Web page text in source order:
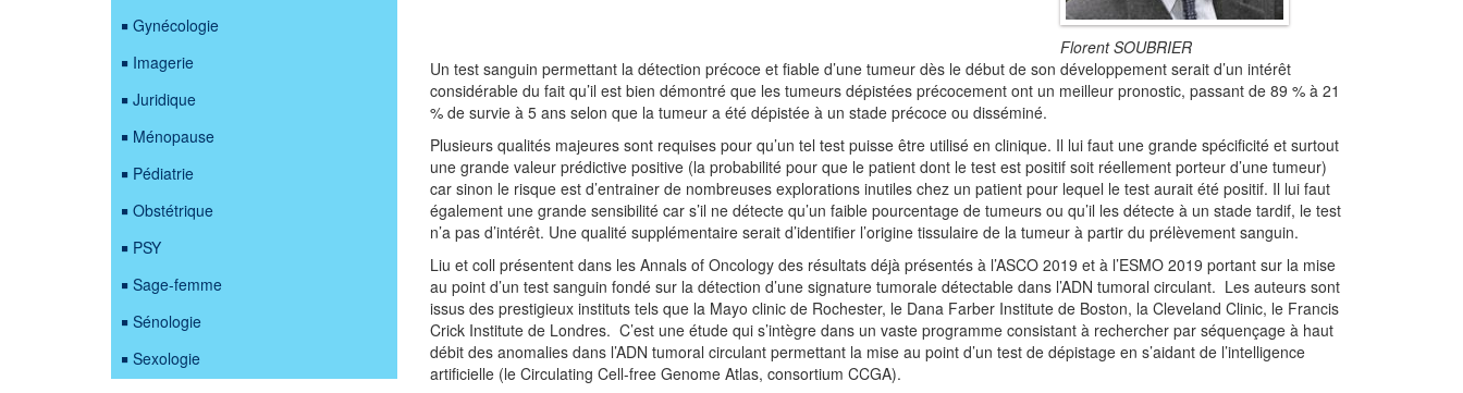
Florent SOUBRIER
Un test sanguin permettant la détection précoce et fiable d’une tumeur dès le début de son développement serait d’un intérêt
considérable du fait qu’il est bien démontré que les tumeurs dépistées précocement ont un meilleur pronostic, passant de 89 % à 21
% de survie à 5 ans selon que la tumeur a été dépistée à un stade précoce ou disséminé.
Plusieurs qualités majeures sont requises pour qu’un tel test puisse être utilisé en clinique. Il lui faut une grande spécificité et surtout
une grande valeur prédictive positive (la probabilité pour que le patient dont le test est positif soit réellement porteur d’une tumeur)
car sinon le risque est d’entrainer de nombreuses explorations inutiles chez un patient pour lequel le test aurait été positif. Il lui faut
également une grande sensibilité car s’il ne détecte qu’un faible pourcentage de tumeurs ou qu’il les détecte à un stade tardif, le test
n’a pas d’intérêt. Une qualité supplémentaire serait d’identifier l’origine tissulaire de la tumeur à partir du prélèvement sanguin.
Liu et coll présentent dans les Annals of Oncology des résultats déjà présentés à l’ASCO 2019 et à l’ESMO 2019 portant sur la mise
au point d’un test sanguin fondé sur la détection d’une signature tumorale détectable dans l’ADN tumoral circulant. Les auteurs sont
issus des prestigieux instituts tels que la Mayo clinic de Rochester, le Dana Farber Institute de Boston, la Cleveland Clinic, le Francis
Crick Institute de Londres. C’est une étude qui s’intègre dans un vaste programme consistant à rechercher par séquençage à haut
débit des anomalies dans l’ADN tumoral circulant permettant la mise au point d’un test de dépistage en s’aidant de l’intelligence
artificielle (le Circulating Cell-free Genome Atlas, consortium CCGA).
Gynécologie
Imagerie
Juridique
Ménopause
Pédiatrie
Obstétrique
PSY
Sage-femme
Sénologie
Sexologie